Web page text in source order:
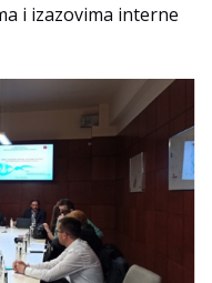
i izazovima interne